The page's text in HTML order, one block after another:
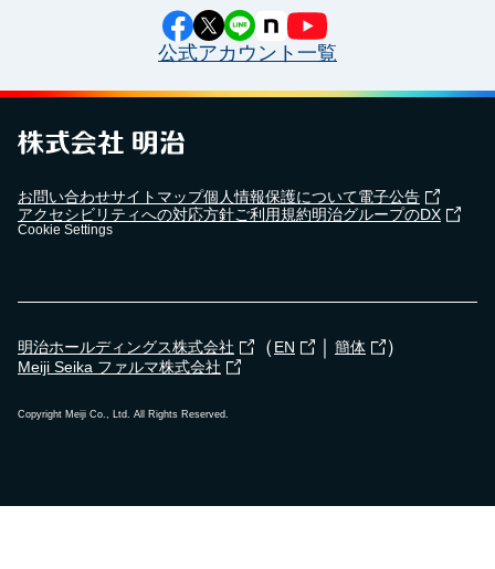
公式アカウント一覧
お問い合わせサイトマップ個人情報保護について電子公告
アクセシビリティへの対応方針ご利用規約明治グループのDX
Cookie Settings
明治ホールディングス株式会社 （ EN ｜ 簡体 ）
Meiji Seika ファルマ株式会社
Copyright Meiji Co., Ltd. All Rights Reserved.